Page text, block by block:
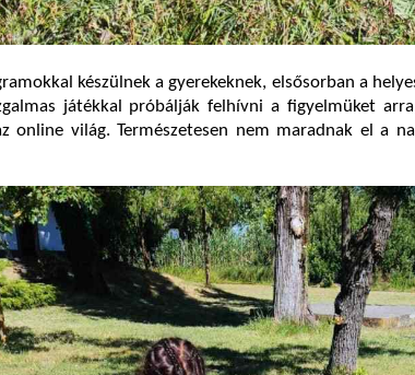
készülnek a gyerekeknek, elsősorban a
játékkal próbálják felhívni a figyelmüket
online világ. Természetesen nem maradnak el a